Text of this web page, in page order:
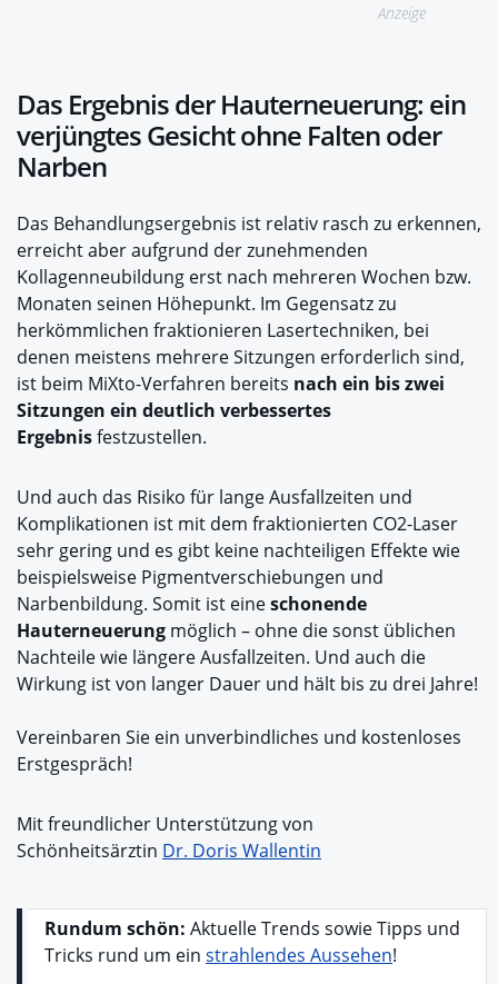
Anzeige
Das Ergebnis der Hauterneuerung: ein
verjüngtes Gesicht ohne Falten oder
Narben
Das Behandlungsergebnis ist relativ rasch zu erkennen,
erreicht aber aufgrund der zunehmenden
Kollagenneubildung erst nach mehreren Wochen bzw.
Monaten seinen Höhepunkt. Im Gegensatz zu
herkömmlichen fraktionieren Lasertechniken, bei
denen meistens mehrere Sitzungen erforderlich sind,
ist beim MiXto-Verfahren bereits nach ein bis zwei
Sitzungen ein deutlich verbessertes
Ergebnisfestzustellen.
Und auch das Risiko für lange Ausfallzeiten und
Komplikationen ist mit dem fraktionierten CO2-Laser
sehr gering und es gibt keine nachteiligen Effekte wie
beispielsweise Pigmentverschiebungen und
Narbenbildung. Somit ist eineschonende
Hauterneuerung möglich – ohne die sonst üblichen
Nachteile wie längere Ausfallzeiten. Und auch die
Wirkung ist von langer Dauer und hält bis zu drei Jahre!
Vereinbaren Sie ein unverbindliches und kostenloses
Erstgespräch!
Mit freundlicher Unterstützung von
Schönheitsärztin Dr. Doris Wallentin
Rundum schön: Aktuelle Trends sowie Tipps und
Tricks rund um ein strahlendes Aussehen!